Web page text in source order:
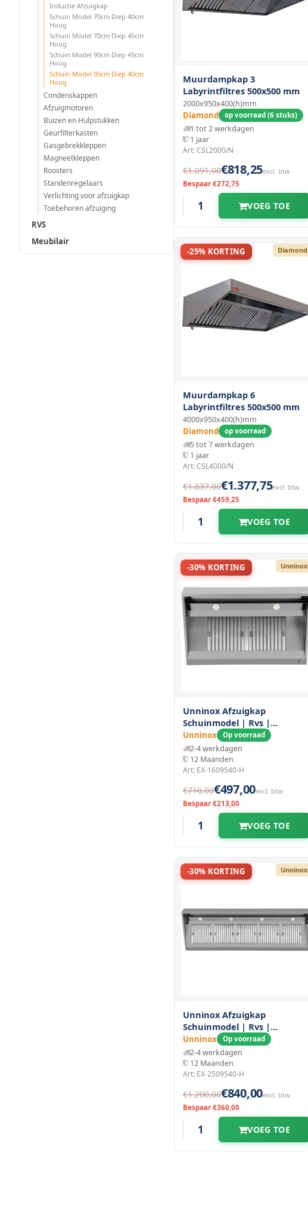
3500 mm(2)
3600 mm
3800 mm (1)
4000 mm(2)
Inductie Afzuigkap
Schuin Model 70cm Diep 40cm
Hoog
Schuin Model 70cm Diep 45cm
Hoog
Schuin Model 90cm Diep 45cm
Hoog
Schuin Model 95cm Diep 40cm
Hoog
Condenskappen
Afzuigmotoren
Buizen en Hulpstukken
Geurfilterkasten
Gasgebrekkleppen
Magneetkleppen
Roosters
Standenregelaars
Verlichting voor afzuigkap
Toebehoren afzuiging
RVS
Meubilair
Muurdampkap 3
Labyrintfiltres 500x500 mm
2000x950x400(h)mm
Diamond op voorraad (6 stuks)
1 tot 2 werkdagen
1 jaar
Art: CSL2000/N
€1.091,00€818,25excl. btw
Bespaar €272,75
VOEG TOE
-25% KORTING Diamond
Muurdampkap 6
Labyrintfiltres 500x500 mm
4000x950x400(h)mm
Diamond op voorraad
5 tot 7 werkdagen
1 jaar
Art: CSL4000/N
€1.837,00€1.377,75excl. btw
Bespaar €459,25
VOEG TOE
-30% KORTING Unninox
Unninox Afzuigkap
Schuinmodel | Rvs |
1600x950x400(h)mm
Unninox Op voorraad
2-4 werkdagen
12 Maanden
Art: EX-1609540-H
€710,00€497,00excl. btw
Bespaar €213,00
VOEG TOE
-30% KORTING Unninox
Unninox Afzuigkap
Schuinmodel | Rvs |
2500x950x400(h)mm
Unninox Op voorraad
2-4 werkdagen
12 Maanden
Art: EX-2509540-H
€1.200,00€840,00excl. btw
Bespaar €360,00
VOEG TOE